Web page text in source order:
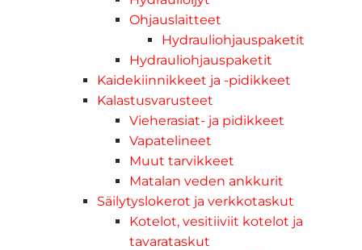
Ohjauslaitteet
Hydrauliohjauspaketit
Hydrauliohjauspaketit
Kaidekiinnikkeet ja -pidikkeet
Kalastusvarusteet
Vieherasiat- ja pidikkeet
Vapatelineet
Muut tarvikkeet
Matalan veden ankkurit
Säilytyslokerot ja verkkotaskut
Kotelot, vesitiiviit kotelot ja
tavarataskut